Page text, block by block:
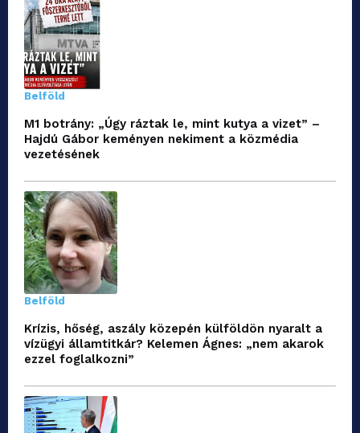
Belföld
M1 botrány: „Úgy ráztak le, mint kutya a vizet” –
Hajdú Gábor keményen nekiment a közmédia
vezetésének
Belföld
Krízis, hőség, aszály közepén külföldön nyaralt a
vízügyi államtitkár? Kelemen Ágnes: „nem akarok
ezzel foglalkozni”